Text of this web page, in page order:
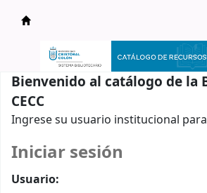
Catálogo en línea
Bienvenido al catálogo de la
CECC
Ingrese su usuario institucional
Iniciar sesión
Usuario: